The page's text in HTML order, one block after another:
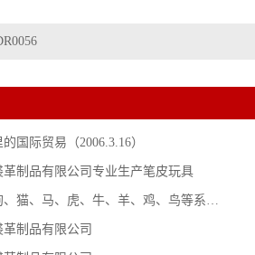
国际贸易（2006.3.16）
革制品有限公司专业生产笔皮玩具
主要生产狗、猫、马、虎、牛、羊、鸡、鸟等系列毛皮玩具
制品有限公司